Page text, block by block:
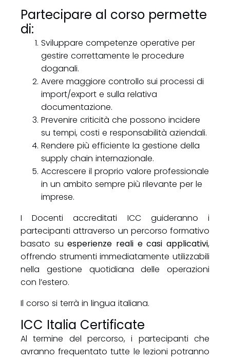
Partecipare al corso permette
di:
Sviluppare competenze operative per
gestire correttamente le procedure
doganali.
Avere maggiore controllo sui processi di
import/export e sulla relativa
documentazione.
Prevenire criticità che possono incidere
su tempi, costi e responsabilità aziendali.
Rendere più efficiente la gestione della
supply chain internazionale.
Accrescere il proprio valore professionale
in un ambito sempre più rilevante per le
imprese.
I Docenti accreditati ICC guideranno i
partecipanti attraverso un percorso formativo
basato suesperienze reali e casi applicativi,
offrendo strumenti immediatamente utilizzabili
nella gestione quotidiana delle operazioni
con l’estero.
Il corso si terrà in lingua italiana.
ICC Italia Certificate
Al termine del percorso, i partecipanti che
avranno frequentato tutte le lezioni potranno